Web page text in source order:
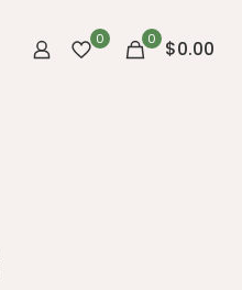
0 0 $0.00